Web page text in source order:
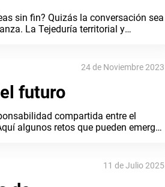
sin fin? Quizás la conversación sea
La Tejeduría territorial y
24 de Noviembre 2023
futuro
compartida entre el
algunos retos que pueden emerger
11 de Julio 2025